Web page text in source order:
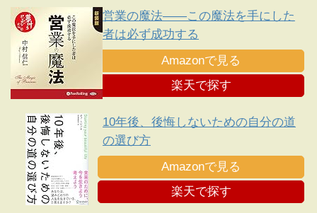
営業の魔法――この魔法を手にした
者は必ず成功する
Amazonで見る
楽天で探す
10年後、後悔しないための自分の道
の選び方
Amazonで見る
楽天で探す